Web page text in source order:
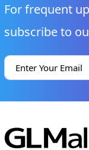
For frequent
subscribe to